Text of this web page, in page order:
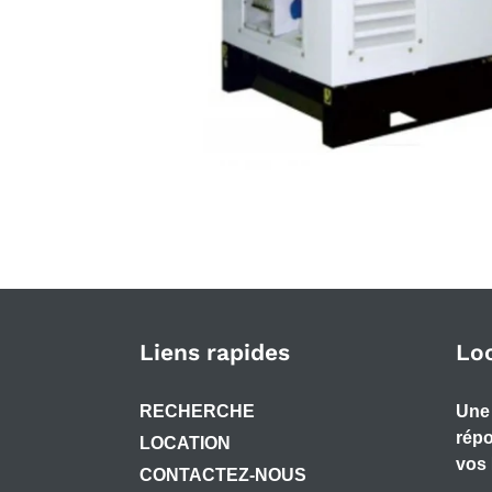
Liens rapides
RECHERCHE
LOCATION
CONTACTEZ-NOUS
vos